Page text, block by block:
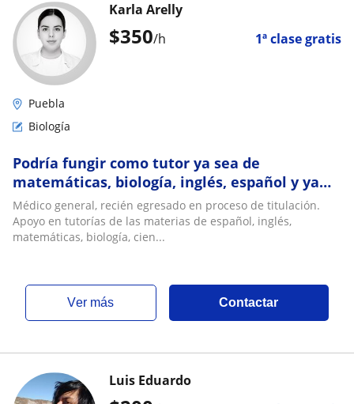
$350/h 1ª clase gratis
Karla Arelly
Puebla
Biología
Podría fungir como tutor ya sea de
matemáticas, biología, inglés, español y ya
sea presencial o en línea
Médico general, recién egresado en proceso de titulación.
Apoyo en tutorías de las materias de español, inglés,
matemáticas, biología, cien...
ver más Contactar
Luis Eduardo